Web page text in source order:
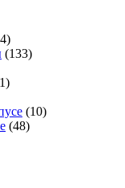
(133)
(10)
(48)